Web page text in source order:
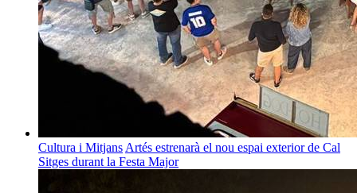
Cultura i Mitjans Artés estrenarà el nou espai exterior de Cal
Sitges durant la Festa Major